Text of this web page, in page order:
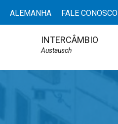
ALEMANHA FALE CONOSCO
INTERCÂMBIO
Austausch